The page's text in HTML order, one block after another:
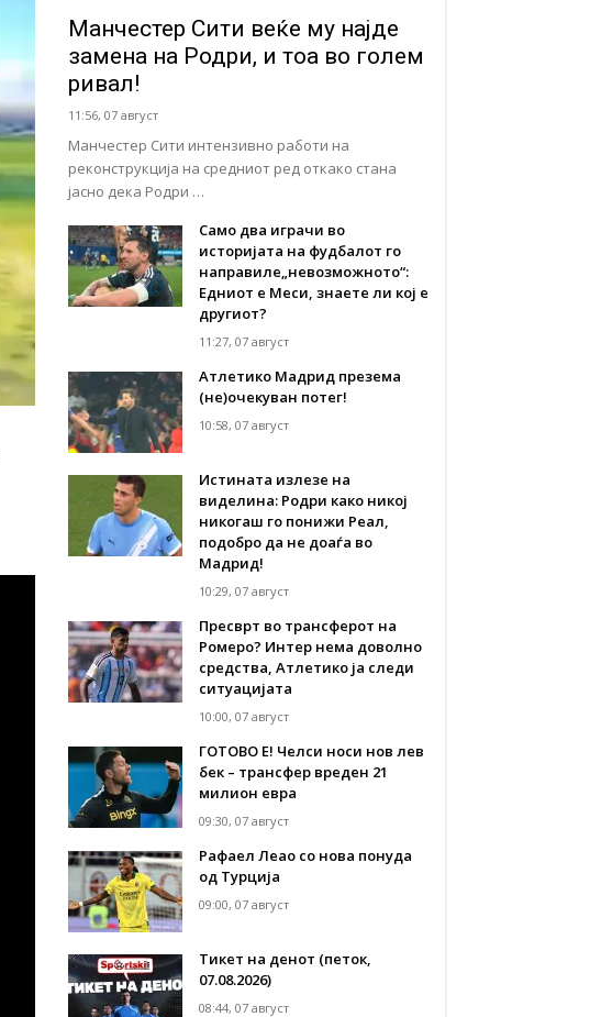
Манчестер Сити веќе му најде
замена на Родри, и тоа во голем
ривал!
11:56, 07 август
Манчестер Сити интензивно работи на
реконструкција на средниот ред откако стана
јасно дека Родри …
Само два играчи во
историјата на фудбалот го
направиле„невозможното“:
Едниот е Меси, знаете ли кој е
другиот?
11:27, 07 август
Атлетико Мадрид презема
(не)очекуван потег!
10:58, 07 август
Истината излезе на
виделина: Родри како никој
никогаш го понижи Реал,
подобро да не доаѓа во
Мадрид!
10:29, 07 август
Пресврт во трансферот на
Ромеро? Интер нема доволно
средства, Атлетико ја следи
ситуацијата
10:00, 07 август
ГОТОВО Е! Челси носи нов лев
бек – трансфер вреден 21
милион евра
09:30, 07 август
Рафаел Леао со нова понуда
од Турција
09:00, 07 август
Тикет на денот (петок,
07.08.2026)
08:44, 07 август